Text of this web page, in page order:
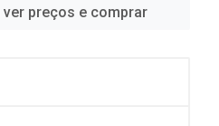
preços e comprar